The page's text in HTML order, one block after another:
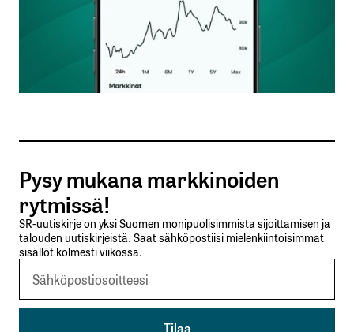
Nimesi tai nimimerkkisi
Sähköpostiosoitteesi
Tilaa SalkunRakentajan uutiskirje
Lähetä kommentti
Pysy mukana markkinoiden
rytmissä!
SR-uutiskirje on yksi Suomen monipuolisimmista sijoittamisen ja
talouden uutiskirjeistä. Saat sähköpostiisi mielenkiintoisimmat
sisällöt kolmesti viikossa.